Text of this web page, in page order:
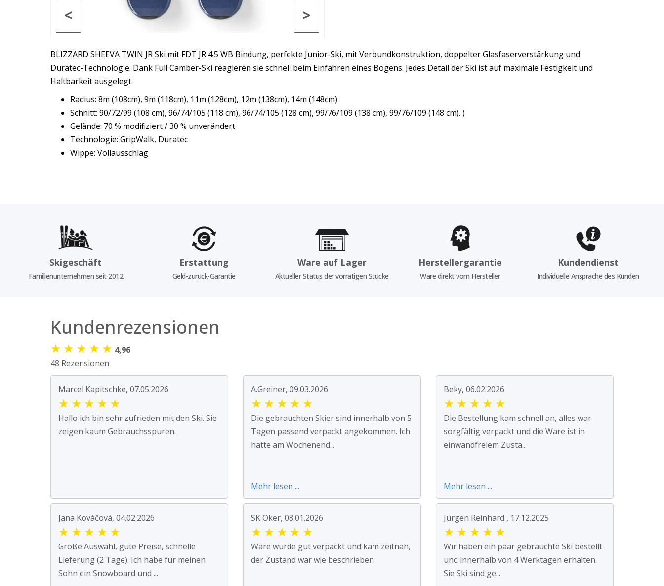
>
<
BLIZZARD SHEEVA TWIN JR Ski mit FDT JR 4.5 WB Bindung, perfekte Junior-Ski, mit Verbundkonstruktion, doppelter Glasfaserverstärkung und
Duratec-Technologie. Dank Full Camber-Ski reagieren sie schnell beim Einfahren eines Bogens. Jedes Detail der Ski ist auf maximale Festigkeit und
Haltbarkeit ausgelegt.
Radius: 8m (108cm), 9m (118cm), 11m (128cm), 12m (138cm), 14m (148cm)
Schnitt: 90/72/99 (108 cm), 96/74/105 (118 cm), 96/74/105 (128 cm), 99/76/109 (138 cm), 99/76/109 (148 cm). )
Gelände: 70 % modifiziert / 30 % unverändert
Technologie: GripWalk, Duratec
Wippe: Vollausschlag
Skigeschäft
Familienunternehmen seit 2012
Erstattung
Geld-zurück-Garantie
Ware auf Lager
Aktueller Status der vorrätigen Stücke
Herstellergarantie
Ware direkt vom Hersteller
Kundendienst
Individuelle Ansprache des Kunden
Kundenrezensionen
★ ★ ★ ★ ★ 4,96
48 Rezensionen
Marcel Kapitschke, 07.05.2026
★ ★ ★ ★ ★
Hallo ich bin sehr zufrieden mit den Ski. Sie
zeigen kaum Gebrauchsspuren.
A.Greiner, 09.03.2026
★ ★ ★ ★ ★
Die gebrauchten Skier sind innerhalb von 5
Tagen passend verpackt angekommen. Ich
hatte am Wochenend...
Mehr lesen ...
Beky, 06.02.2026
★ ★ ★ ★ ★
Die Bestellung kam schnell an, alles war
sorgfältig verpackt und die Ware ist in
einwandfreiem Zusta...
Mehr lesen ...
Jana Kováčová, 04.02.2026
★ ★ ★ ★ ★
Große Auswahl, gute Preise, schnelle
Lieferung (2 Tage). Ich habe für meinen
Sohn ein Snowboard und ...
SK Oker, 08.01.2026
★ ★ ★ ★ ★
Ware wurde gut verpackt und kam zeitnah,
der Zustand war wie beschrieben
Jürgen Reinhard , 17.12.2025
★ ★ ★ ★ ★
Wir haben ein paar gebrauchte Ski bestellt
und innerhalb von 4 Werktagen erhalten.
Sie Ski sind ge...